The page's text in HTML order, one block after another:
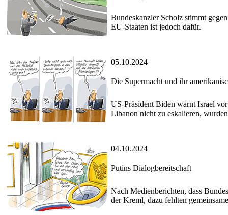
Bundeskanzler Scholz stimmt
EU-Staaten ist jedoch dafür.
05.10.2024
Die Supermacht und ihr
US-Präsident Biden warnt Israel
Libanon nicht zu eskalieren,
04.10.2024
Putins Dialogbereitschaft
Nach Medienberichten, dass
der Kreml, dazu fehlten